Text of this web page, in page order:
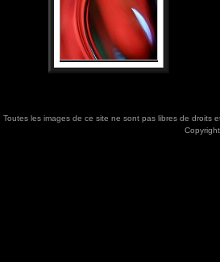
Toutes les images de ce site ne sont pas libres de droits